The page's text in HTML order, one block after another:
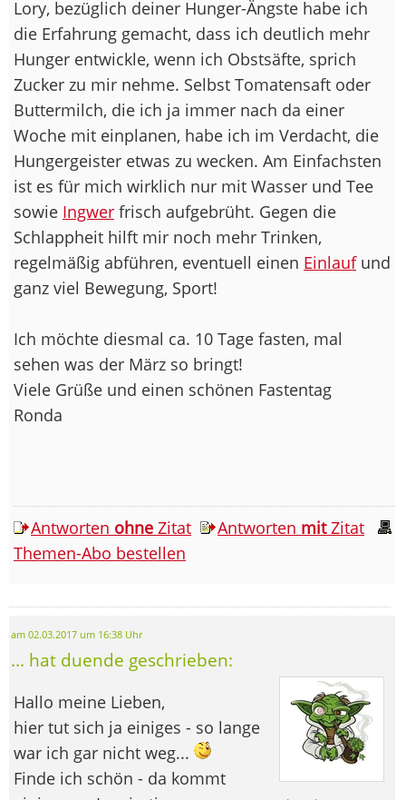
Lory, bezüglich deiner Hunger-Ängste habe ich
die Erfahrung gemacht, dass ich deutlich mehr
Hunger entwickle, wenn ich Obstsäfte, sprich
Zucker zu mir nehme. Selbst Tomatensaft oder
Buttermilch, die ich ja immer nach da einer
Woche mit einplanen, habe ich im Verdacht, die
Hungergeister etwas zu wecken. Am Einfachsten
ist es für mich wirklich nur mit Wasser und Tee
sowie Ingwer frisch aufgebrüht. Gegen die
Schlappheit hilft mir noch mehr Trinken,
regelmäßig abführen, eventuell einen Einlaufund
ganz viel Bewegung, Sport!
Ich möchte diesmal ca. 10 Tage fasten, mal
sehen was der März so bringt!
Viele Grüße und einen schönen Fastentag
Ronda
Antworten ohne Zitat Antworten mitZitat
Themen-Abo bestellen
am 02.03.2017 um 16:38 Uhr
... hat duende geschrieben:
Hallo meine Lieben,
hier tut sich ja einiges - so lange
war ich gar nicht weg...
Finde ich schön - da kommt